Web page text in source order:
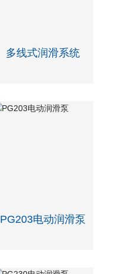
多线式润滑系统
PG203电动润滑泵